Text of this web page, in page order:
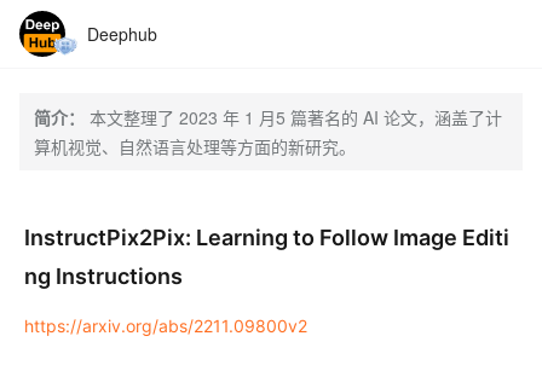
Deephub
简介：
本文整理了 2023 年 1 月5 篇著名的 AI 论文，涵盖了计
算机视觉、自然语言处理等方面的新研究。
InstructPix2Pix: Learning to Follow Image Editi
ng Instructions
https://arxiv.org/abs/2211.09800v2